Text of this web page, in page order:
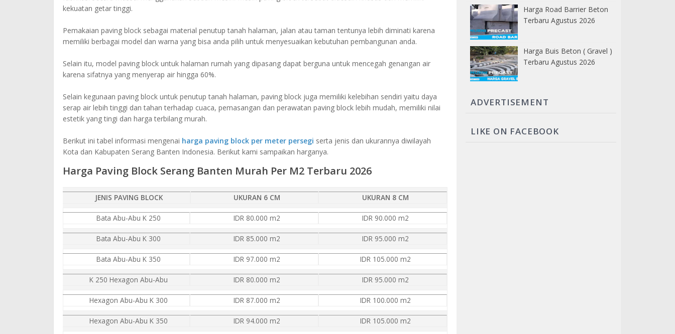
kekuatan getar tinggi.
Pemakaian paving block sebagai material penutup tanah halaman, jalan atau taman tentunya lebih diminati karena
memiliki berbagai model dan warna yang bisa anda pilih untuk menyesuaikan kebutuhan pembangunan anda.
Selain itu, model paving block untuk halaman rumah yang dipasang dapat berguna untuk mencegah genangan air
karena sifatnya yang menyerap air hingga 60%.
Selain kegunaan paving block untuk penutup tanah halaman, paving block juga memiliki kelebihan sendiri yaitu daya
serap air lebih tinggi dan tahan terhadap cuaca, pemasangan dan perawatan paving block lebih mudah, memiliki nilai
estetik yang tingi dan harga terbilang murah.
Berikut ini tabel informasi mengenai harga paving block per meter persegi serta jenis dan ukurannya diwilayah
Kota dan Kabupaten Serang Banten Indonesia. Berikut kami sampaikan harganya.
Harga Paving Block Serang Banten Murah Per M2 Terbaru 2026
JENIS PAVING BLOCK UKURAN 6 CM UKURAN 8 CM
Bata Abu-Abu K 250 IDR 80.000 m2 IDR 90.000 m2
Bata Abu-Abu K 300 IDR 85.000 m2 IDR 95.000 m2
Bata Abu-Abu K 350 IDR 97.000 m2 IDR 105.000 m2
K 250 Hexagon Abu-Abu IDR 80.000 m2 IDR 95.000 m2
Hexagon Abu-Abu K 300 IDR 87.000 m2 IDR 100.000 m2
Hexagon Abu-Abu K 350 IDR 94.000 m2 IDR 105.000 m2
Harga Road Barrier Beton
Terbaru Agustus 2026
Harga Buis Beton ( Gravel )
Terbaru Agustus 2026
ADVERTISEMENT
LIKE ON FACEBOOK